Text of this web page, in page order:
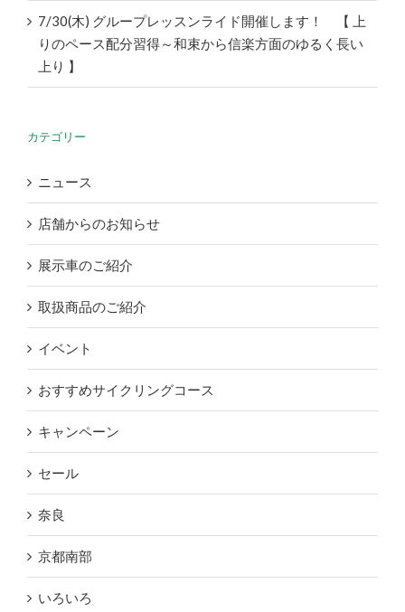
7/30(木) グループレッスンライド開催します！ 【 上
りのペース配分習得～和束から信楽方面のゆるく長い
上り 】
カテゴリー
ニュース
店舗からのお知らせ
展示車のご紹介
取扱商品のご紹介
イベント
おすすめサイクリングコース
キャンペーン
セール
奈良
京都南部
いろいろ